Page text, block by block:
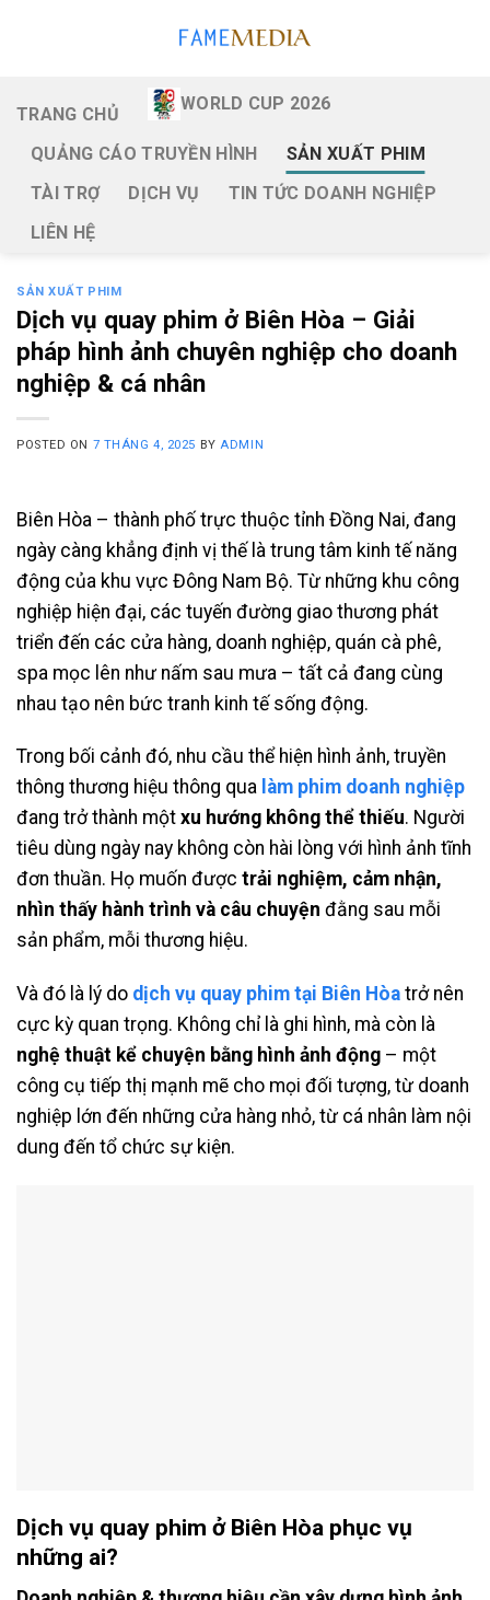
TRANG CHỦ
WORLD CUP 2026
QUẢNG CÁO TRUYỀN HÌNH
SẢN XUẤT PHIM
TÀI TRỢ
DỊCH VỤ
TIN TỨC DOANH NGHIỆP
LIÊN HỆ
SẢN XUẤT PHIM
Dịch vụ quay phim ở Biên Hòa – Giải
pháp hình ảnh chuyên nghiệp cho doanh
nghiệp & cá nhân
POSTED ON 7 THÁNG 4, 2025 BY ADMIN
Biên Hòa – thành phố trực thuộc tỉnh Đồng Nai, đang
ngày càng khẳng định vị thế là trung tâm kinh tế năng
động của khu vực Đông Nam Bộ. Từ những khu công
nghiệp hiện đại, các tuyến đường giao thương phát
triển đến các cửa hàng, doanh nghiệp, quán cà phê,
spa mọc lên như nấm sau mưa – tất cả đang cùng
nhau tạo nên bức tranh kinh tế sống động.
Trong bối cảnh đó, nhu cầu thể hiện hình ảnh, truyền
thông thương hiệu thông qua làm phim doanh nghiệp
đang trở thành một xu hướng không thể thiếu. Người
tiêu dùng ngày nay không còn hài lòng với hình ảnh tĩnh
đơn thuần. Họ muốn được trải nghiệm, cảm nhận,
nhìn thấy hành trình và câu chuyện đằng sau mỗi
sản phẩm, mỗi thương hiệu.
Và đó là lý do dịch vụ quay phim tại Biên Hòa trở nên
cực kỳ quan trọng. Không chỉ là ghi hình, mà còn là
nghệ thuật kể chuyện bằng hình ảnh động – một
công cụ tiếp thị mạnh mẽ cho mọi đối tượng, từ doanh
nghiệp lớn đến những cửa hàng nhỏ, từ cá nhân làm nội
dung đến tổ chức sự kiện.
Dịch vụ quay phim ở Biên Hòa phục vụ
những ai?